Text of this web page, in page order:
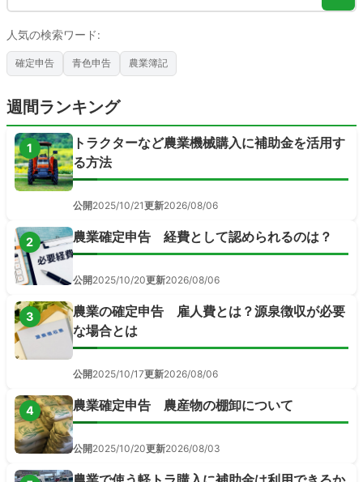
人気の検索ワード:
確定申告 青色申告 農業簿記
週間ランキング
1
トラクターなど農業機械購入に補助金を活用す
る方法
公開2025/10/21更新2026/08/06
2 農業確定申告 経費として認められるのは？
公開2025/10/20更新2026/08/06
3
農業の確定申告 雇人費とは？源泉徴収が必要
な場合とは
公開2025/10/17更新2026/08/06
4 農業確定申告 農産物の棚卸について
公開2025/10/20更新2026/08/03